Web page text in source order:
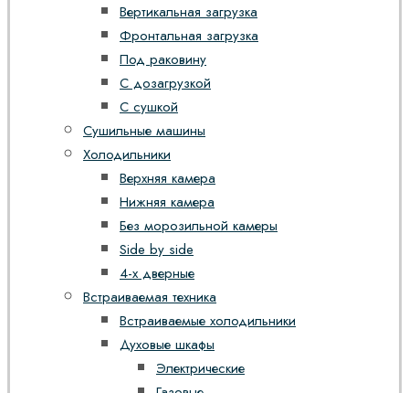
Вертикальная загрузка
Фронтальная загрузка
Под раковину
С дозагрузкой
С сушкой
Сушильные машины
Холодильники
Верхняя камера
Нижняя камера
Без морозильной камеры
Side by side
4-х дверные
Встраиваемая техника
Встраиваемые холодильники
Духовые шкафы
Электрические